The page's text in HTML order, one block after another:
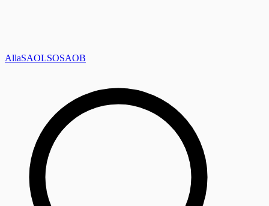
AllaSAOLSOSAOB